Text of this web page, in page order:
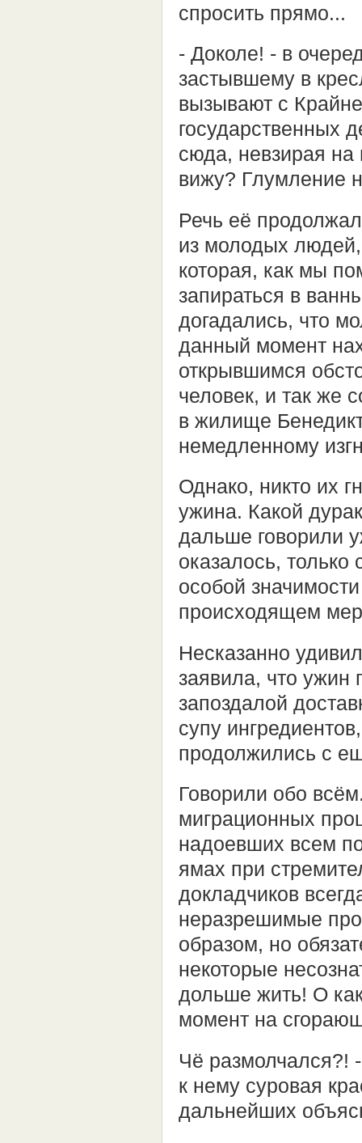
спросить прямо...
- Доколе! - в
застывшему в
вызывают с
государственных
сюда, невзирая
вижу? Глумление
Речь её
из молодых
которая, как мы
запираться в
догадались, что
данный момент
открывшимся
человек, и так же
в жилище
немедленному
Однако, никто их
ужина. Какой
дальше говорили
оказалось,
особой
происходящем
Несказанно
заявила, что ужин
запоздалой
супу
продолжились с
Говорили обо
миграционных
надоевших всем
ямах при
докладчиков
неразрешимые
образом, но
некоторые
дольше жить! О
момент на
Чё размолчался?!
к нему суровая
дальнейших